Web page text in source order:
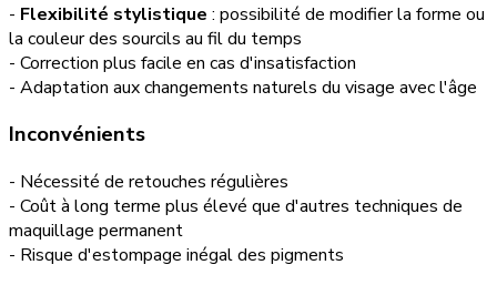
- Flexibilité stylistique : possibilité de modifier la forme ou
la couleur des sourcils au fil du temps
- Correction plus facile en cas d'insatisfaction
- Adaptation aux changements naturels du visage avec l'âge
Inconvénients
- Nécessité de retouches régulières
- Coût à long terme plus élevé que d'autres techniques de
maquillage permanent
- Risque d'estompage inégal des pigments